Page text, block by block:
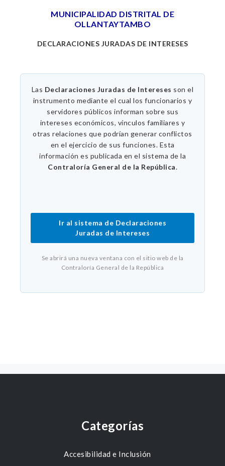
MUNICIPALIDAD DISTRITAL DE
OLLANTAYTAMBO
DECLARACIONES JURADAS DE INTERESES
Las Declaraciones Juradas de Intereses son el
instrumento mediante el cual los funcionarios y
servidores públicos informan sobre sus
intereses económicos, vínculos familiares y
otras relaciones que podrían generar conflictos
en el ejercicio de sus funciones. Esta
información es publicada en el sistema de la
Contraloría General de la República.
Ir al sistema de Declaraciones
Juradas de Intereses
Se abrirá una nueva ventana con el sitio web de la
Contraloría General de la República
Categorías
Accesibilidad e Inclusión